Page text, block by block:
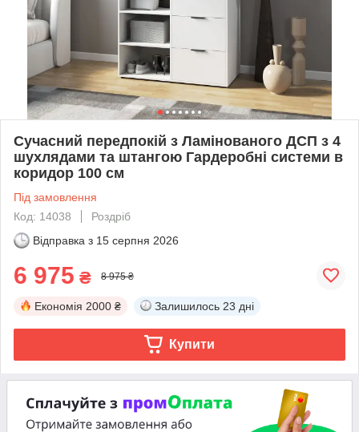
Сучасний передпокій з Ламінованого ДСП з 4
шухлядами та штангою Гардеробні системи в
коридор 100 см
Під замовлення
Код: 14038
Роздріб
Відправка з 15 серпня 2026
6 975 ₴ 8 975 ₴
Економія 2000 ₴ Залишилось 23 дні
Купити